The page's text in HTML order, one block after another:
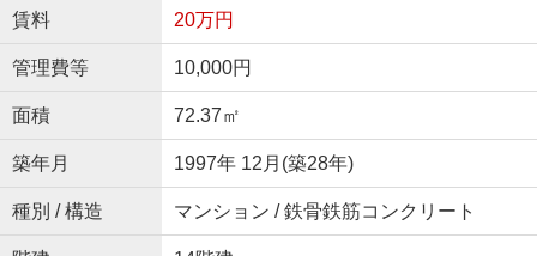
賃料 20万円
管理費等 10,000円
面積 72.37㎡
築年月 1997年 12月(築28年)
種別 / 構造 マンション / 鉄骨鉄筋コンクリート